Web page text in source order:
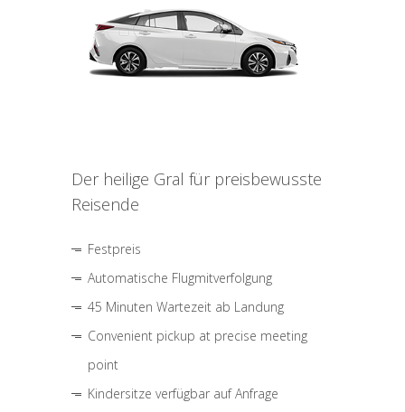
Der heilige Gral für preisbewusste
Reisende
Festpreis
Automatische Flugmitverfolgung
45 Minuten Wartezeit ab Landung
Convenient pickup at precise meeting
point
Kindersitze verfügbar auf Anfrage